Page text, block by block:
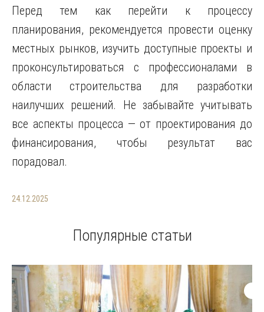
Перед тем как перейти к процессу
планирования, рекомендуется провести оценку
местных рынков, изучить доступные проекты и
проконсультироваться с профессионалами в
области строительства для разработки
наилучших решений. Не забывайте учитывать
все аспекты процесса — от проектирования до
финансирования, чтобы результат вас
порадовал.
24.12.2025
Популярные статьи